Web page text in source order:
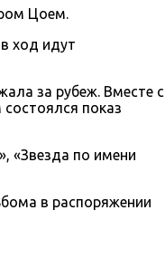
Цоем.
ход идут
за рубеж. Вместе с
показ
«Звезда по имени
в распоряжении